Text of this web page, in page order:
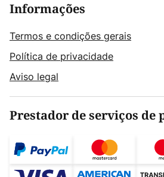
Informações
Termos e condições gerais
Política de privacidade
Aviso legal
Prestador de serviços de